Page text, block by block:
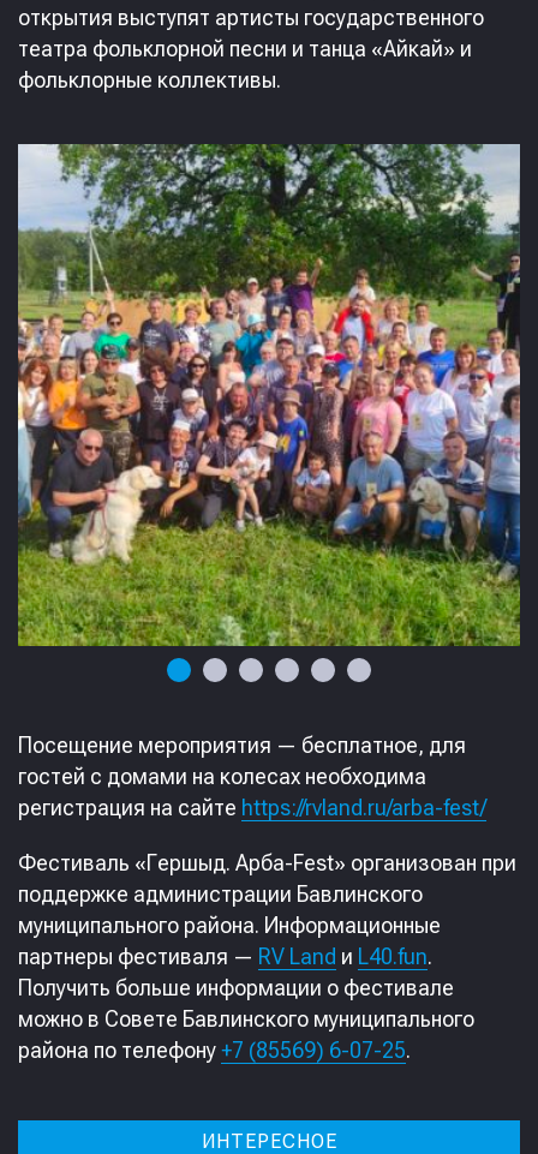
открытия выступят артисты государственного
театра фольклорной песни и танца «Айкай» и
фольклорные коллективы.
Посещение мероприятия — бесплатное, для
гостей с домами на колесах необходима
регистрация на сайте https://rvland.ru/arba-fest/
Фестиваль «Гершыд. Арба-Fest» организован при
поддержке администрации Бавлинского
муниципального района. Информационные
партнеры фестиваля — RV Land и L40.fun.
Получить больше информации о фестивале
можно в Совете Бавлинского муниципального
района по телефону+7 (85569) 6-07-25.
ИНТЕРЕСНОЕ